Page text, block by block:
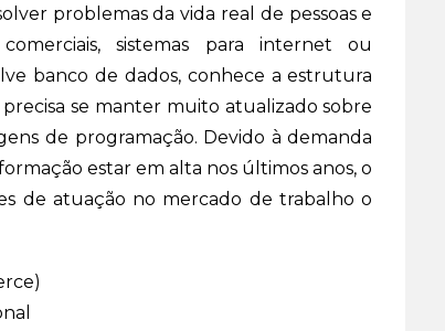
problemas da vida real de pessoas e
sistemas para internet ou
banco de dados, conhece a estrutura
se manter muito atualizado sobre
de programação. Devido à demanda
estar em alta nos últimos anos, o
de atuação no mercado de trabalho o